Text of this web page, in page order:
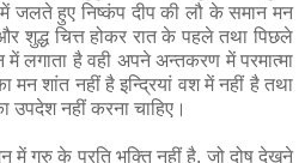
जलते हुए निष्कंप दीप की लौ के समान मन
शुद्ध चित्त होकर रात के पहले तथा पिछले
में लगाता है वही अपने अन्तकरण में परमात्मा
शांत नहीं है इन्द्रियां वश में नहीं है तथा
उपदेश नहीं करना चाहिए।
में गुरु के प्रति भक्ति नहीं है, जो दोष देखने